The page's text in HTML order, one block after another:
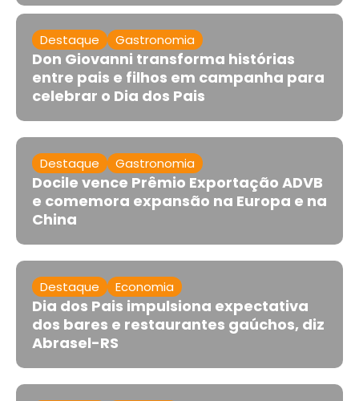
Destaque Gastronomia
Don Giovanni transforma histórias
entre pais e filhos em campanha para
celebrar o Dia dos Pais
Destaque Gastronomia
Docile vence Prêmio Exportação ADVB
e comemora expansão na Europa e na
China
Destaque Economia
Dia dos Pais impulsiona expectativa
dos bares e restaurantes gaúchos, diz
Abrasel-RS